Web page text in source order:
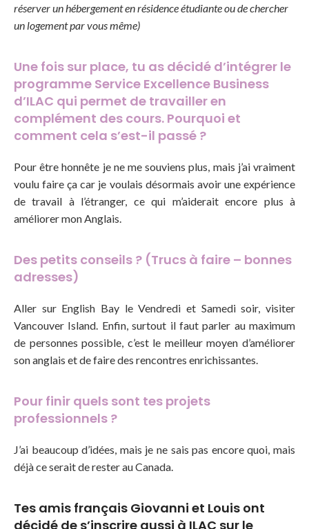
réserver un hébergement en résidence étudiante ou de chercher
un logement par vous même)
Une fois sur place, tu as décidé d’intégrer le
programme Service Excellence Business
d’ILAC qui permet de travailler en
complément des cours. Pourquoi et
comment cela s’est-il passé ?
Pour être honnête je ne me souviens plus, mais j’ai vraiment
voulu faire ça car je voulais désormais avoir une expérience
de travail à l’étranger, ce qui m’aiderait encore plus à
améliorer mon Anglais.
Des petits conseils ? (Trucs à faire – bonnes
adresses)
Aller sur English Bay le Vendredi et Samedi soir, visiter
Vancouver Island. Enfin, surtout il faut parler au maximum
de personnes possible, c’est le meilleur moyen d’améliorer
son anglais et de faire des rencontres enrichissantes.
Pour finir quels sont tes projets
professionnels ?
J’ai beaucoup d’idées, mais je ne sais pas encore quoi, mais
déjà ce serait de rester au Canada.
Tes amis français Giovanni et Louis ont
décidé de s’inscrire aussi à ILAC sur le